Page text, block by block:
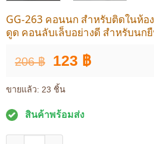
GG-263 คอนนก สำหรับติดในห้อ
ดูด คอนลับเล็บอย่างดี สำหรับนก
206฿
Original
was:
123 ฿Current
ขายแล้ว: 23 ชิ้น
สินค้าพร้อมส่ง